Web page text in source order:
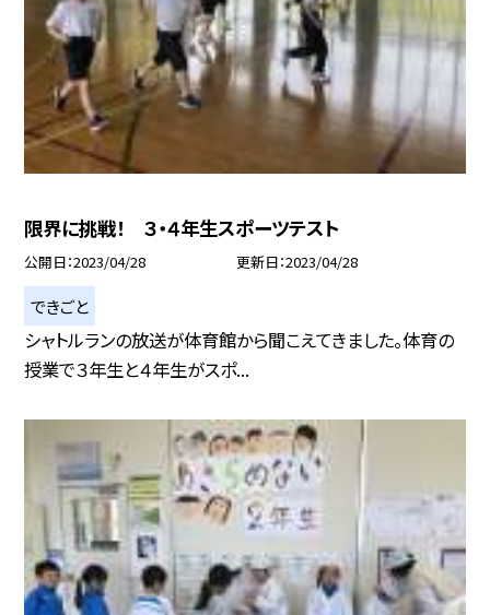
限界に挑戦！ ３・４年生スポーツテスト
公開日 2023/04/28 更新日 2023/04/28
できごと
シャトルランの放送が体育館から聞こえてきました。体育の
授業で３年生と４年生がスポ...